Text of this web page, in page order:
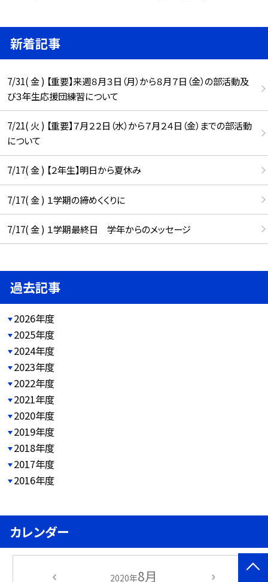
新着記事
7/31( 金 ) 【重要】来週８月３日（月）から８月７日（金）の部活動及
び３年生応援団練習について
7/21( 火 ) 【重要】７月２２日（水）から７月２４日（金）までの部活動
について
7/17( 金 ) 【２年生】明日から夏休み
7/17( 金 ) １学期の締めくくりに
7/17( 金 ) １学期最終日 学年からのメッセージ
過去記事
2026年度
2025年度
2024年度
2023年度
2022年度
2021年度
2020年度
2019年度
2018年度
2017年度
2016年度
カレンダー
2020年8月